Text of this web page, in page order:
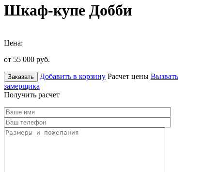
Шкаф-купе Добби
Цена:
от 55 000 руб.
Заказать Добавить в корзину Расчет цены Вызвать
замерщика
Получить расчет